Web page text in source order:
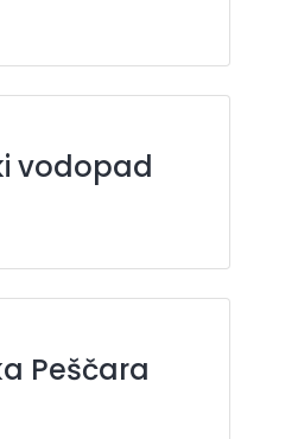
vodopad
Peščara